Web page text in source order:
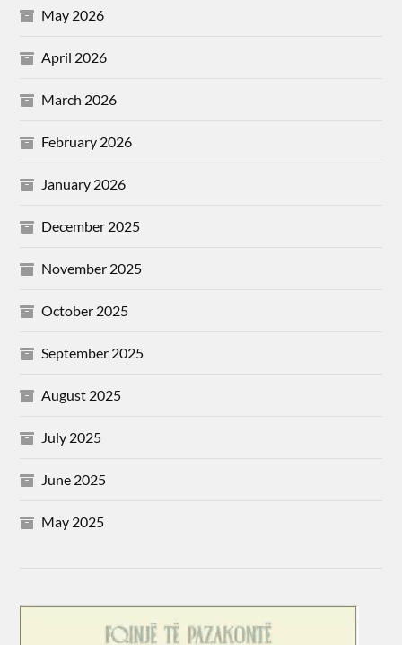
May 2026
April 2026
March 2026
February 2026
January 2026
December 2025
November 2025
October 2025
September 2025
August 2025
July 2025
June 2025
May 2025